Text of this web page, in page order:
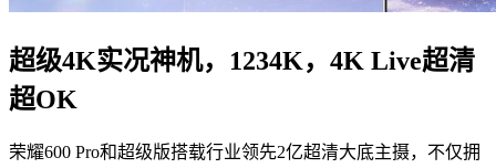
超级4K实况神机，1234K，4K Live超清
超OK
荣耀600 Pro和超级版搭载行业领先2亿超清大底主摄，不仅拥